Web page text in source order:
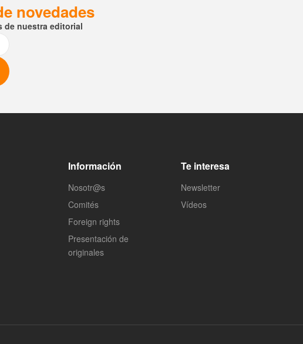
novedades
de nuestra editorial
Información
Nosotr@s
Comités
Foreign rights
Presentación de
originales
Te interesa
Newsletter
Vídeos